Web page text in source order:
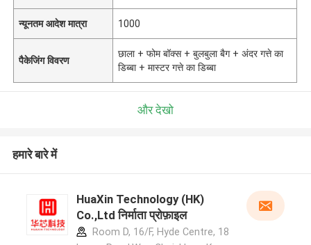
न्यूनतम आदेश मात्रा 1000
पैकेजिंग विवरण
छाला + फोम बॉक्स + बुलबुला बैग + अंदर गत्ते का
डिब्बा + मास्टर गत्ते का डिब्बा
और देखो
हमारे बारे में
HuaXin Technology (HK)
Co.,Ltd निर्माता प्रोफ़ाइल
Room D, 16/F, Hyde Centre, 18